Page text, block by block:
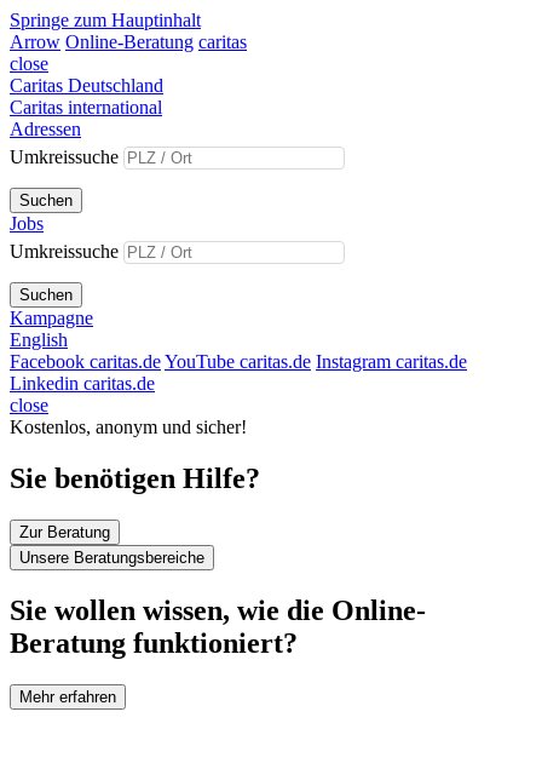
Springe zum Hauptinhalt
Arrow Online-Beratung caritas
close
Caritas Deutschland
Caritas international
Adressen
Umkreissuche
Suchen
Jobs
Umkreissuche
Suchen
Kampagne
English
Facebook caritas.deYouTube caritas.de Instagram caritas.de
Linkedin caritas.de
close
Kostenlos, anonym und sicher!
Sie benötigen Hilfe?
Zur Beratung
Unsere Beratungsbereiche
Sie wollen wissen, wie die Online-
Beratung funktioniert?
Mehr erfahren